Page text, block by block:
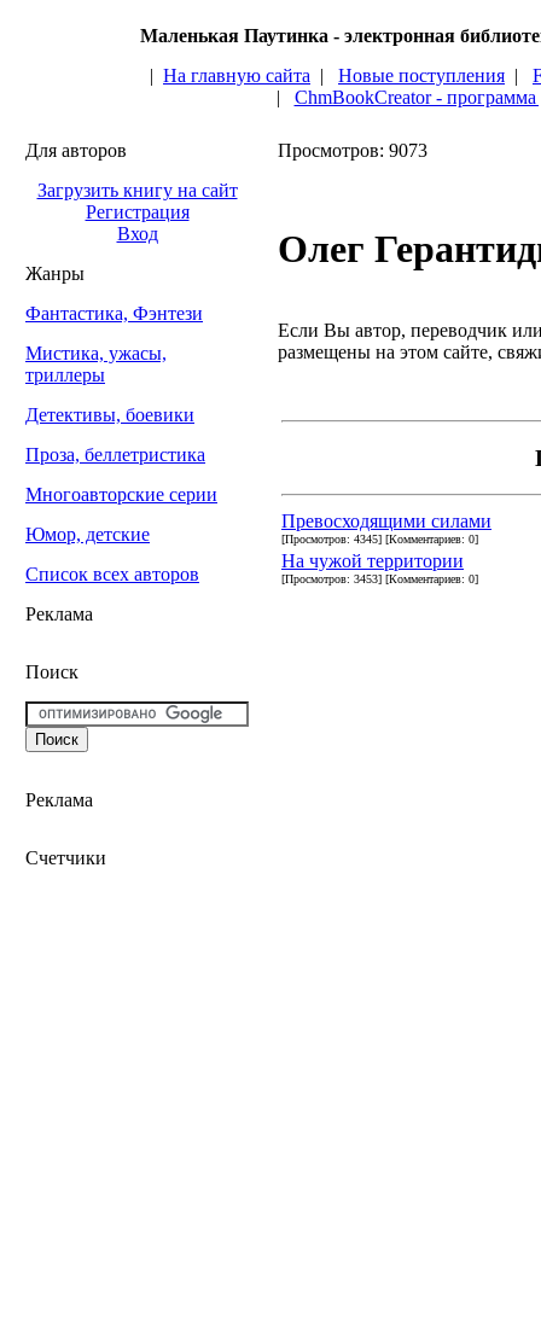
Маленькая Паутинка - электронная
| На главную сайта | Новые поступления |
| ChmBookCreator -
Для авторов
Загрузить книгу на сайт
Регистрация
Вход
Жанры
Фантастика, Фэнтези
Мистика, ужасы,
триллеры
Детективы, боевики
Проза, беллетристика
Многоавторские серии
Юмор, детские
Список всех авторов
Реклама
Поиск
Реклама
Счетчики
Просмотров: 9073
Олег
Если Вы автор, переводчик
размещены на этом сайте,
Превосходящими силами
[Просмотров: 4345] [Комментариев: 0]
На чужой территории
[Просмотров: 3453] [Комментариев: 0]